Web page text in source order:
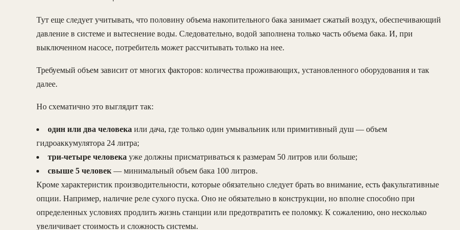
Тут еще следует учитывать, что половину объема накопительного бака занимает сжатый воздух, обеспечивающий
давление в системе и вытеснение воды. Следовательно, водой заполнена только часть объема бака. И, при
выключенном насосе, потребитель может рассчитывать только на нее.
Требуемый объем зависит от многих факторов: количества проживающих, установленного оборудования и так
далее.
Но схематично это выглядит так:
один или два человека или дача, где только один умывальник или примитивный душ — объем
гидроаккумулятора 24 литра;
три-четыре человека уже должны присматриваться к размерам 50 литров или больше;
свыше 5 человек — минимальный объем бака 100 литров.
Кроме характеристик производительности, которые обязательно следует брать во внимание, есть факультативные
опции. Например, наличие реле сухого пуска. Оно не обязательно в конструкции, но вполне способно при
определенных условиях продлить жизнь станции или предотвратить ее поломку. К сожалению, оно несколько
увеличивает стоимость и сложность системы.